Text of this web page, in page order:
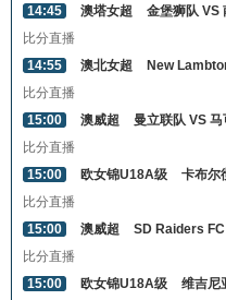
14:45
澳塔女超
金堡狮队 VS
比分直播
14:55
澳北女超
New
比分直播
15:00
澳威超
曼立联队 VS 马
比分直播
15:00
欧女锦U18A级
卡布尔
比分直播
15:00
澳威超
SD Raiders
比分直播
15:00
欧女锦U18A级
维吉尼